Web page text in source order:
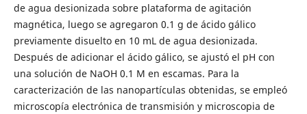
de agua desionizada sobre plataforma de agitación
magnética, luego se agregaron 0.1 g de ácido gálico
previamente disuelto en 10 mL de agua desionizada.
Después de adicionar el ácido gálico, se ajustó el pH con
una solución de NaOH 0.1 M en escamas. Para la
caracterización de las nanopartículas obtenidas, se empleó
microscopía electrónica de transmisión y microscopia de